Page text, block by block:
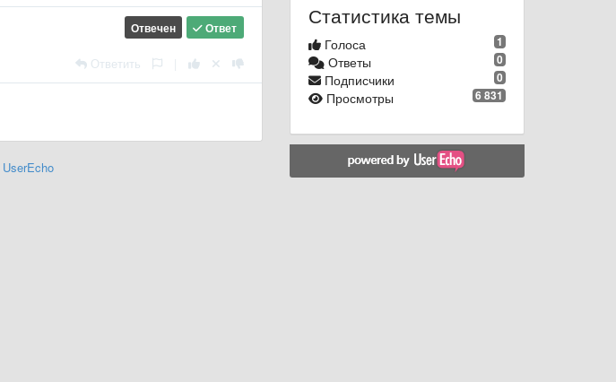
Ответ
Отвечен
Ответить
UserEcho
Статистика темы
1
Голоса
0
Ответы
0
Подписчики
6 831
Просмотры